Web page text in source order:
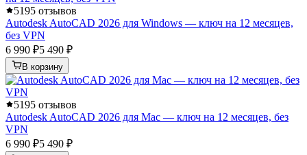
5195 отзывов
Autodesk AutoCAD 2026 для Windows — ключ на 12 месяцев,
без VPN
6 990 ₽5 490 ₽
В корзину
5195 отзывов
Autodesk AutoCAD 2026 для Mac — ключ на 12 месяцев, без
VPN
6 990 ₽5 490 ₽